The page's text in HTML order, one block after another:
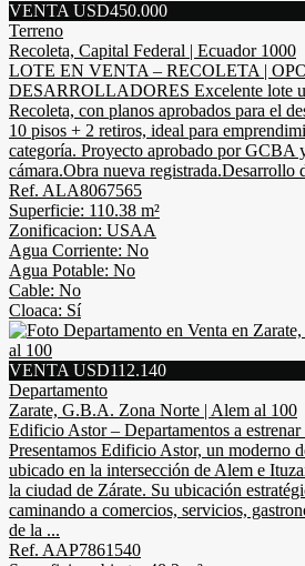
VENTA USD450.000
Terreno
Recoleta, Capital Federal | Ecuador 1000
LOTE EN VENTA – RECOLETA |
DESARROLLADORES Excelente lote
Recoleta, con planos aprobados para el
10 pisos + 2 retiros, ideal para
categoría. Proyecto aprobado por
cámara.Obra nueva registrada.Desarrollo
Ref. ALA8067565
Superficie: 110.38 m²
Zonificacion: USAA
Agua Corriente: No
Agua Potable: No
Cable: No
Cloaca: Sí
VENTA USD112.140
Departamento
Zarate, G.B.A. Zona Norte | Alem al 100
Edificio Astor – Departamentos a estrenar
Presentamos Edificio Astor, un moderno
ubicado en la intersección de Alem e
la ciudad de Zárate. Su ubicación
caminando a comercios, servicios,
de la ...
Ref. AAP7861540